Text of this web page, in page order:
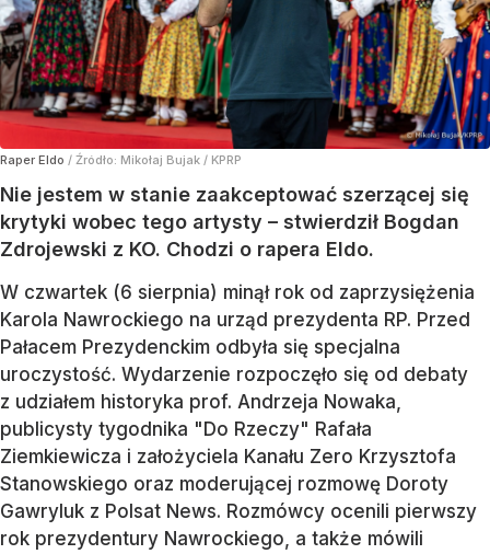
Raper Eldo / Źródło: Mikołaj Bujak / KPRP
Nie jestem w stanie zaakceptować szerzącej się
krytyki wobec tego artysty – stwierdził Bogdan
Zdrojewski z KO. Chodzi o rapera Eldo.
W czwartek (6 sierpnia) minął rok od zaprzysiężenia
Karola Nawrockiego na urząd prezydenta RP. Przed
Pałacem Prezydenckim odbyła się specjalna
uroczystość. Wydarzenie rozpoczęło się od debaty
z udziałem historyka prof. Andrzeja Nowaka,
publicysty tygodnika "Do Rzeczy" Rafała
Ziemkiewicza i założyciela Kanału Zero Krzysztofa
Stanowskiego oraz moderującej rozmowę Doroty
Gawryluk z Polsat News. Rozmówcy ocenili pierwszy
rok prezydentury Nawrockiego, a także mówili